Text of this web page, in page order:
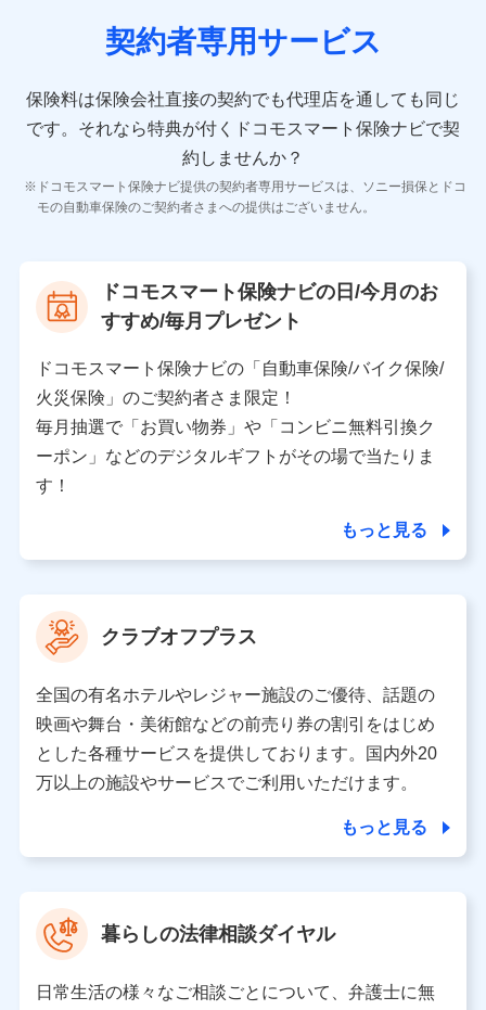
険契約に関する情報。例として、保険契約者及び被保険
者の氏名、住所、生年月日、性別、保険契約者と被保険
報、建物の構造や築年数などの情報、ペットの種類や年
齢などの情報などが含まれます。
【共同して利用する者の範囲】
当社
当社又は株式会社NTTドコモが提供する保険関連サービ
スにおけるユーザ登録受付および管理のため
を受けている保険会社・提携会社の保険その他に関する
情報を提供するため、また維持管理等の委託業務遂行の
ため、またそれらに付帯、関連する当社、株式会社NTT
ドコモおよび提携会社のサービスを案内、提供するため
（各サービスで取得したサービス利用履歴、ウェブサイ
トの閲覧履歴、購買履歴、ご契約内容等のパーソナルデ
ータを分析して、お客さまの趣味・嗜好・傾向に応じた
上記に係る案内・手続き・管理等付帯業務を行うため
【当該個人データの管理について責任を有する者の名称・住
所・代表者名】
当該個人データを取り扱う各共同利用者（詳細は次のとお
り）
東京都千代田区永田町2丁目11番1号 山王パークタワー
株式会社NTTドコモ 代表取締役社長 前田 義晃
東京都中央区日本橋人形町2-14-10 アーバンネット日本橋
ビル 3F
※ 当社および株式会社NTTドコモは、お客さまの情報を利
データ憲章」に定める行動原則を順守します 。
契約者専用サービス
保険料は保険会社直接の契約でも代理店を通しても同じ
です。 それなら特典が付くドコモスマート保険ナビで契
約しませんか？
ドコモスマート保険ナビ提供の契約者専用サービスは、ソニー損保とドコ
モの自動車保険のご契約者さまへの提供はございません。
ドコモスマート保険ナビの日/今月のお
すすめ/毎月プレゼント
ドコモスマート保険ナビの「自動車保険/バイク保険/
火災保険」のご契約者さま限定！
毎月抽選で「お買い物券」や「コンビニ無料引換ク
ーポン」などのデジタルギフトがその場で当たりま
す！
もっと見る
クラブオフプラス
全国の有名ホテルやレジャー施設のご優待、話題の
映画や舞台・美術館などの前売り券の割引をはじめ
とした各種サービスを提供しております。国内外20
万以上の施設やサービスでご利用いただけます。
もっと見る
暮らしの法律相談ダイヤル
日常生活の様々なご相談ごとについて、弁護士に無